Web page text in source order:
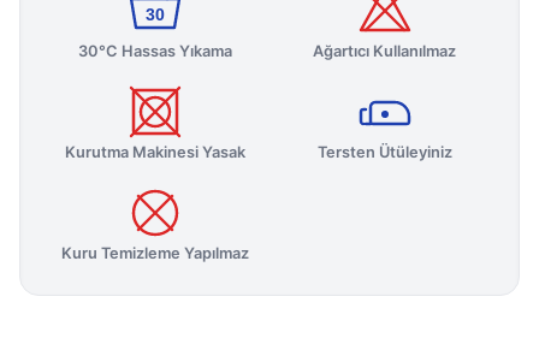
30
30°C Hassas Yıkama Ağartıcı Kullanılmaz
Kurutma Makinesi Yasak Tersten Ütüleyiniz
Kuru Temizleme Yapılmaz